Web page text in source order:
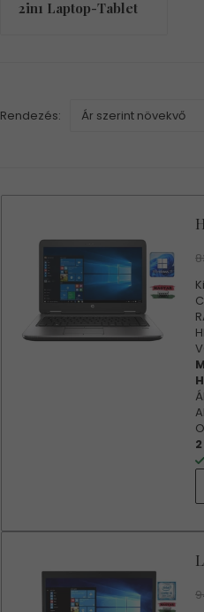
2in1 Laptop-Tablet
Rendezés: